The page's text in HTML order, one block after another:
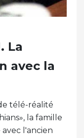
La
avec la
télé-réalité
la famille
l'ancien